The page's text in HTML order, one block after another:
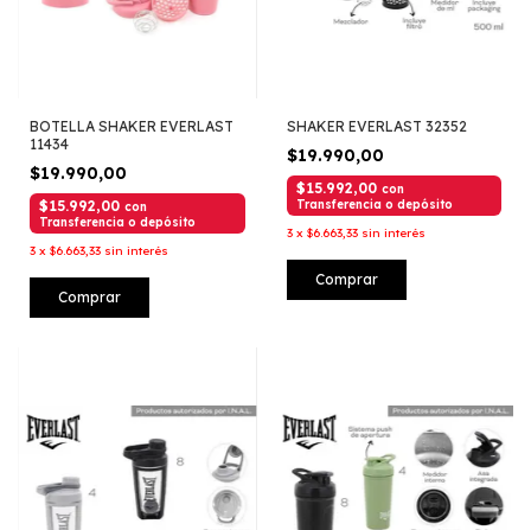
BOTELLA SHAKER EVERLAST
11434
$19.990,00
$15.992,00 con
Transferencia o depósito
3 x $6.663,33 sin interés
Comprar
SHAKER EVERLAST 32352
$19.990,00
$15.992,00 con
Transferencia o depósito
3 x $6.663,33 sin interés
Comprar